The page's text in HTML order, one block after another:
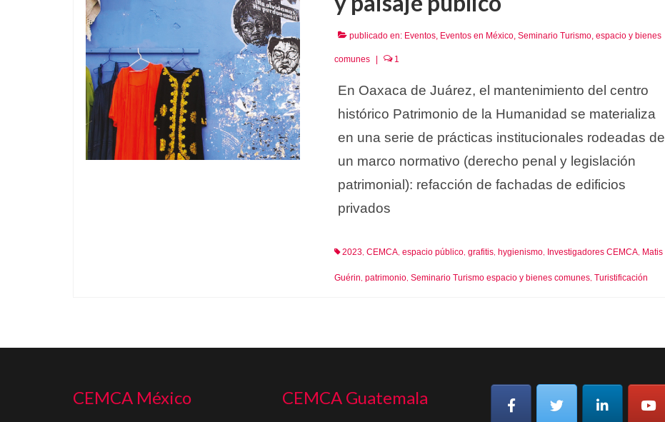
publicado en: Eventos, Eventos en México, Seminario Turismo, espacio y bienes
comunes | 1
En Oaxaca de Juárez, el mantenimiento del centro
histórico Patrimonio de la Humanidad se materializa
en una serie de prácticas institucionales rodeadas de
un marco normativo (derecho penal y legislación
patrimonial): refacción de fachadas de edificios
privados
2023, CEMCA, espacio público, grafitis, hygienismo, Investigadores CEMCA, Matis
Guérin patrimonio, Seminario Turismo espacio y bienes comunes, Turistificación
CEMCA México CEMCA Guatemala